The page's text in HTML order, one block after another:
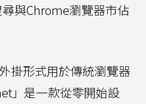
與Chrome瀏覽器市佔
掛形式用於傳統瀏覽器
」是一款從零開始設